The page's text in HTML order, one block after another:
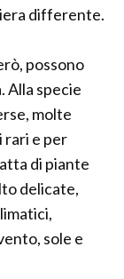
differente.
possono
Alla specie
molte
rari e per
di piante
delicate,
sole e